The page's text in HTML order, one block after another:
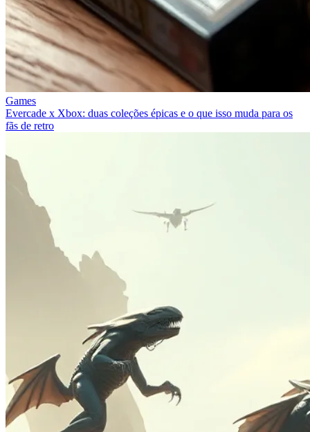
Games
Evercade x Xbox: duas coleções épicas e o que isso muda para os
fãs de retro